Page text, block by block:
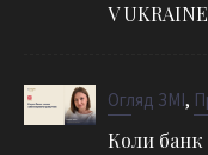
V
Огляд ЗМІ,
Коли банк